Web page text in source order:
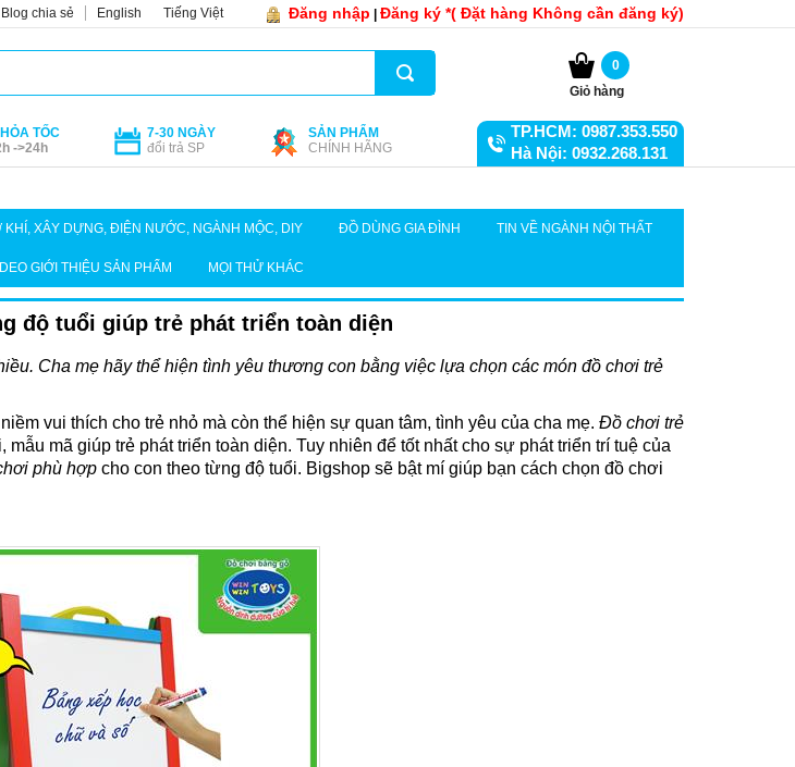
Đăng nhập Đăng ký *( Đặt hàng Không cần đăng ký)
Blog chia sẻ English Tiếng Việt
0
Giỏ hàng
TỐC
->24h
7-30 NGÀY
đổi trả SP
SẢN PHẨM
CHÍNH HÃNG
TP.HCM: 0987.353.550
Hà Nội: 0932.268.131
KHÍ, XÂY DỰNG, ĐIỆN NƯỚC, NGÀNH MỘC, DIY ĐỒ DÙNG GIA ĐÌNH TIN VỀ NGÀNH NỘI THẤT
GIỚI THIỆU SẢN PHẨM MỌI THỬ KHÁC
độ tuổi giúp trẻ phát triển toàn diện
Cha mẹ hãy thể hiện tình yêu thương con bằng việc lựa chọn các món đồ chơi trẻ
vui thích cho trẻ nhỏ mà còn thể hiện sự quan tâm, tình yêu của cha mẹ. Đồ chơi trẻ
mã giúp trẻ phát triển toàn diện. Tuy nhiên để tốt nhất cho sự phát triển trí tuệ của
phù hợp cho con theo từng độ tuổi. Bigshop sẽ bật mí giúp bạn cách chọn đồ chơi